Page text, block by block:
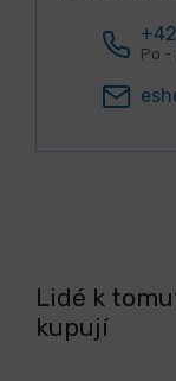
Po -
Lidé k
kupují